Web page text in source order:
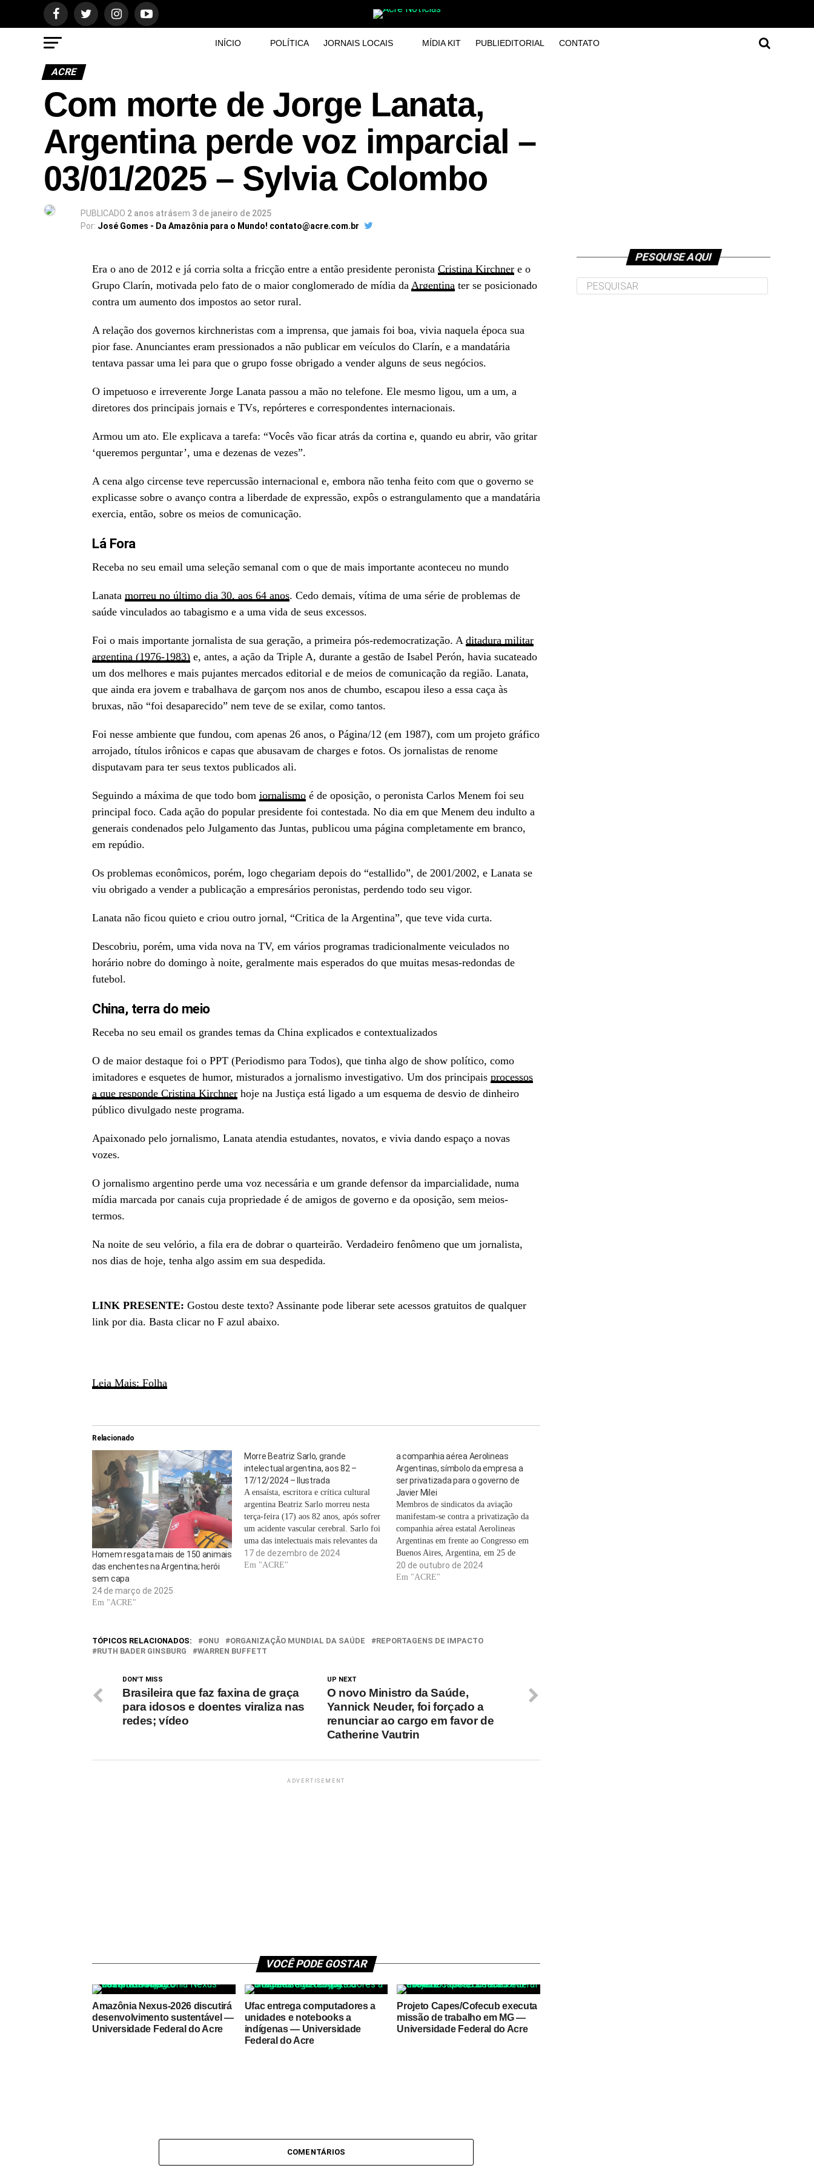
INÍCIO POLÍTICA JORNAIS LOCAIS MÍDIA KIT PUBLIEDITORIAL CONTATO
ACRE
Com morte de Jorge Lanata,
Argentina perde voz imparcial –
03/01/2025 – Sylvia Colombo
PUBLICADO 2 anos atrásem 3 de janeiro de 2025
Por: José Gomes - Da Amazônia para o Mundo! contato@acre.com.br
Era o ano de 2012 e já corria solta a fricção entre a então presidente peronista Cristina Kirchner e o
Grupo Clarín, motivada pelo fato de o maior conglomerado de mídia da Argentina ter se posicionado
contra um aumento dos impostos ao setor rural.
A relação dos governos kirchneristas com a imprensa, que jamais foi boa, vivia naquela época sua
pior fase. Anunciantes eram pressionados a não publicar em veículos do Clarín, e a mandatária
tentava passar uma lei para que o grupo fosse obrigado a vender alguns de seus negócios.
O impetuoso e irreverente Jorge Lanata passou a mão no telefone. Ele mesmo ligou, um a um, a
diretores dos principais jornais e TVs, repórteres e correspondentes internacionais.
Armou um ato. Ele explicava a tarefa: “Vocês vão ficar atrás da cortina e, quando eu abrir, vão gritar
‘queremos perguntar’, uma e dezenas de vezes”.
A cena algo circense teve repercussão internacional e, embora não tenha feito com que o governo se
explicasse sobre o avanço contra a liberdade de expressão, expôs o estrangulamento que a mandatária
exercia, então, sobre os meios de comunicação.
Lá Fora
Receba no seu email uma seleção semanal com o que de mais importante aconteceu no mundo
Lanata morreu no último dia 30, aos 64 anos. Cedo demais, vítima de uma série de problemas de
saúde vinculados ao tabagismo e a uma vida de seus excessos.
Foi o mais importante jornalista de sua geração, a primeira pós-redemocratização. A ditadura militar
argentina (1976-1983) e, antes, a ação da Triple A, durante a gestão de Isabel Perón, havia sucateado
um dos melhores e mais pujantes mercados editorial e de meios de comunicação da região. Lanata,
que ainda era jovem e trabalhava de garçom nos anos de chumbo, escapou ileso a essa caça às
bruxas, não “foi desaparecido” nem teve de se exilar, como tantos.
Foi nesse ambiente que fundou, com apenas 26 anos, o Página/12 (em 1987), com um projeto gráfico
arrojado, títulos irônicos e capas que abusavam de charges e fotos. Os jornalistas de renome
disputavam para ter seus textos publicados ali.
Seguindo a máxima de que todo bom jornalismo é de oposição, o peronista Carlos Menem foi seu
principal foco. Cada ação do popular presidente foi contestada. No dia em que Menem deu indulto a
generais condenados pelo Julgamento das Juntas, publicou uma página completamente em branco,
em repúdio.
Os problemas econômicos, porém, logo chegariam depois do “estallido”, de 2001/2002, e Lanata se
viu obrigado a vender a publicação a empresários peronistas, perdendo todo seu vigor.
Lanata não ficou quieto e criou outro jornal, “Critica de la Argentina”, que teve vida curta.
Descobriu, porém, uma vida nova na TV, em vários programas tradicionalmente veiculados no
horário nobre do domingo à noite, geralmente mais esperados do que muitas mesas-redondas de
futebol.
China, terra do meio
Receba no seu email os grandes temas da China explicados e contextualizados
O de maior destaque foi o PPT (Periodismo para Todos), que tinha algo de show político, como
imitadores e esquetes de humor, misturados a jornalismo investigativo. Um dos principais processos
a que responde Cristina Kirchner hoje na Justiça está ligado a um esquema de desvio de dinheiro
público divulgado neste programa.
Apaixonado pelo jornalismo, Lanata atendia estudantes, novatos, e vivia dando espaço a novas
vozes.
O jornalismo argentino perde uma voz necessária e um grande defensor da imparcialidade, numa
mídia marcada por canais cuja propriedade é de amigos de governo e da oposição, sem meios-
termos.
Na noite de seu velório, a fila era de dobrar o quarteirão. Verdadeiro fenômeno que um jornalista,
nos dias de hoje, tenha algo assim em sua despedida.
LINK PRESENTE: Gostou deste texto? Assinante pode liberar sete acessos gratuitos de qualquer
link por dia. Basta clicar no F azul abaixo.
Leia Mais: Folha
Relacionado
Homem resgata mais de 150 animais
das enchentes na Argentina; herói
sem capa
24 de março de 2025
Em "ACRE"
Morre Beatriz Sarlo, grande
intelectual argentina, aos 82 –
17/12/2024 – Ilustrada
A ensaísta, escritora e crítica cultural
argentina Beatriz Sarlo morreu nesta
terça-feira (17) aos 82 anos, após sofrer
um acidente vascular cerebral. Sarlo foi
uma das intelectuais mais relevantes da
América Latina, responsável por uma
revolução na crítica literária argentina e
17 de dezembro de 2024
Em "ACRE"
a companhia aérea Aerolineas
Argentinas, símbolo da empresa a
ser privatizada para o governo de
Javier Milei
Membros de sindicatos da aviação
manifestam-se contra a privatização da
companhia aérea estatal Aerolineas
Argentinas em frente ao Congresso em
Buenos Aires, Argentina, em 25 de
setembro de 2024. JUAN
MABROMATA/AFP “Somos argentinos
20 de outubro de 2024
Em "ACRE"
TÓPICOS RELACIONADOS: ONU ORGANIZAÇÃO MUNDIAL DA SAÚDE
REPORTAGENS DE IMPACTO
RUTH BADER GINSBURG
WARREN BUFFETT
UP NEXT
O novo Ministro da Saúde,
Yannick Neuder, foi forçado a
renunciar ao cargo em favor de
Catherine Vautrin
DON'T MISS
Brasileira que faz faxina de graça
para idosos e doentes viraliza nas
redes; vídeo
ADVERTISEMENT
VOCÊ PODE GOSTAR
Amazônia Nexus-2026 discutirá
desenvolvimento sustentável —
Universidade Federal do Acre
Ufac entrega computadores a
unidades e notebooks a
indígenas — Universidade
Federal do Acre
Projeto Capes/Cofecub executa
missão de trabalho em MG —
Universidade Federal do Acre
COMENTÁRIOS
PESQUISE AQUI